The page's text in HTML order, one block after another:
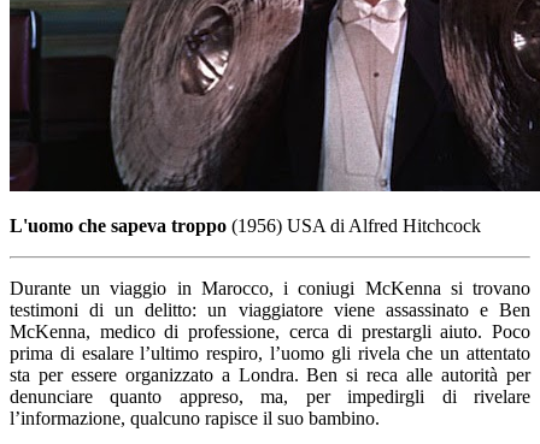
L'uomo che sapeva troppo (1956) USA di Alfred Hitchcock
Durante un viaggio in Marocco, i coniugi McKenna si trovano
testimoni di un delitto: un viaggiatore viene assassinato e Ben
McKenna, medico di professione, cerca di prestargli aiuto. Poco
prima di esalare l’ultimo respiro, l’uomo gli rivela che un attentato
sta per essere organizzato a Londra. Ben si reca alle autorità per
denunciare quanto appreso, ma, per impedirgli di rivelare
l’informazione, qualcuno rapisce il suo bambino.